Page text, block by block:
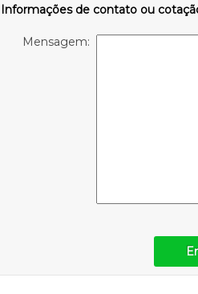
Informações de contato ou
Mensagem: